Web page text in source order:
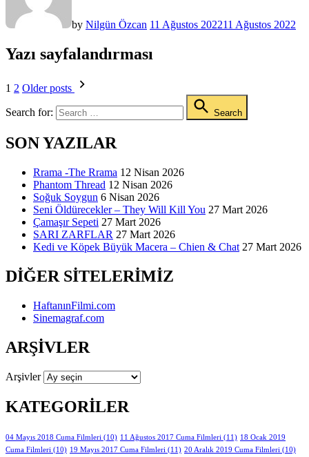
by Nilgün Özcan 11 Ağustos 202211 Ağustos 2022
Yazı sayfalandırması
1 2 Older posts
Search for: Search
SON YAZILAR
Rrama -The Rrama 12 Nisan 2026
Phantom Thread 12 Nisan 2026
Soğuk Soygun 6 Nisan 2026
Seni Öldürecekler – They Will Kill You 27 Mart 2026
Çamaşır Sepeti 27 Mart 2026
SARI ZARFLAR 27 Mart 2026
Kedi ve Köpek Büyük Macera – Chien & Chat 27 Mart 2026
DIĞER SITELERIMIZ
HaftanınFilmi.com
Sinemagraf.com
ARŞIVLER
Arşivler
KATEGORILER
04 Mayıs 2018 Cuma Filmleri (10) 11 Ağustos 2017 Cuma Filmleri (11) 18 Ocak 2019
Cuma Filmleri (10) 19 Mayıs 2017 Cuma Filmleri (11) 20 Aralık 2019 Cuma Filmleri (10)